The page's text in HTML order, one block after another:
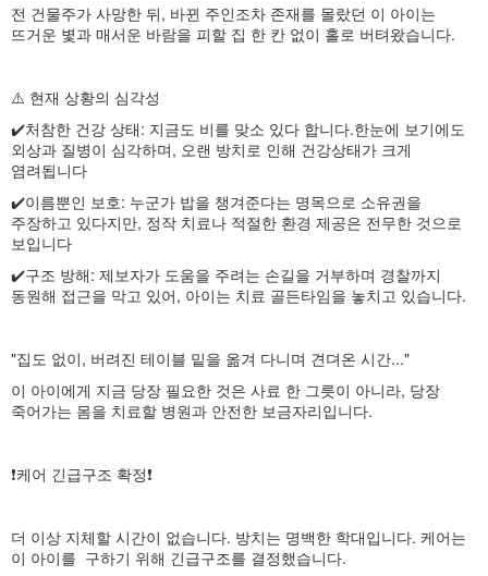
전 건물주가 사망한 뒤, 바뀐 주인조차 존재를 몰랐던 이 아이는
뜨거운 볓과 매서운 바람을 피할 집 한 칸 없이 홀로 버텨왔습니다.
⚠️ 현재 상황의 심각성
✔️처참한 건강 상태: 지금도 비를 맞소 있다 합니다.한눈에 보기에도
외상과 질병이 심각하며, 오랜 방치로 인해 건강상태가 크게
염려됩니다
✔️이름뿐인 보호: 누군가 밥을 챙겨준다는 명목으로 소유권을
주장하고 있다지만, 정작 치료나 적절한 환경 제공은 전무한 것으로
보입니다
✔️구조 방해: 제보자가 도움을 주려는 손길을 거부하며 경찰까지
동원해 접근을 막고 있어, 아이는 치료 골든타임을 놓치고 있습니다.
"집도 없이, 버려진 테이블 밑을 옮겨 다니며 견뎌온 시간..."
이 아이에게 지금 당장 필요한 것은 사료 한 그릇이 아니라, 당장
죽어가는 몸을 치료할 병원과 안전한 보금자리입니다.
❗️케어 긴급구조 확정❗️
더 이상 지체할 시간이 없습니다. 방치는 명백한 학대입니다. 케어는
이 아이를 구하기 위해 긴급구조를 결정했습니다.